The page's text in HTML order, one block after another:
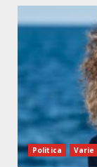
Politica Varie